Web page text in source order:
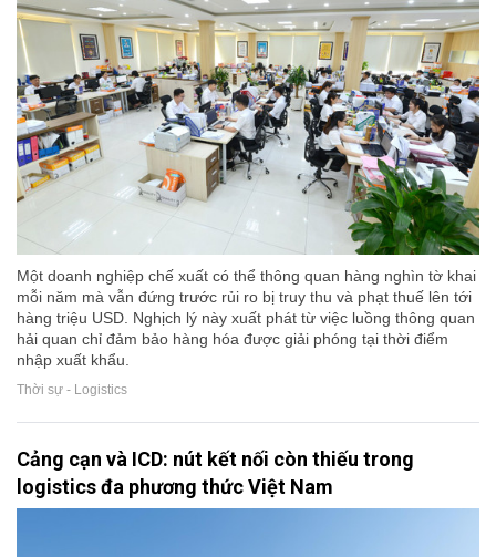
Một doanh nghiệp chế xuất có thể thông quan hàng nghìn tờ khai
mỗi năm mà vẫn đứng trước rủi ro bị truy thu và phạt thuế lên tới
hàng triệu USD. Nghịch lý này xuất phát từ việc luồng thông quan
hải quan chỉ đảm bảo hàng hóa được giải phóng tại thời điểm
nhập xuất khẩu.
Thời sự - Logistics
Cảng cạn và ICD: nút kết nối còn thiếu trong
logistics đa phương thức Việt Nam